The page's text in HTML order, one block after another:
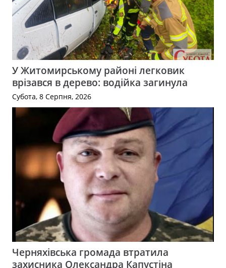
У Житомирському районі легковик
врізався в дерево: водійка загинула
Субота, 8 Серпня, 2026
Черняхівська громада втратила
захисника Олександра Капустіна